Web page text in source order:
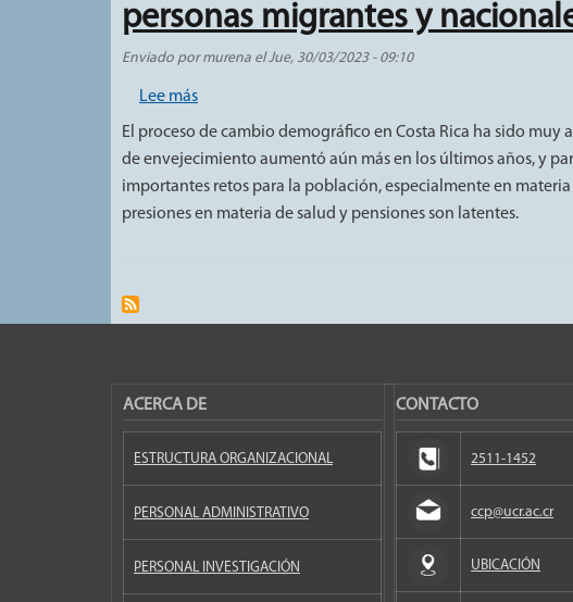
personas migrantes y
Enviado pormurena elJue, 30/03/2023 - 09:10
Lee mássobre Análisis del ciclo económico vital y las
El proceso de cambio demográfico en Costa Rica ha sido muy
de envejecimiento aumentó aún más en los últimos años, y
importantes retos para la población, especialmente en
presiones en materia de salud y pensiones son latentes.
ACERCA DE
ESTRUCTURA ORGANIZACIONAL
PERSONAL ADMINISTRATIVO
PERSONAL INVESTIGACIÓN
CONTACTO
2511-1452
ccp@ucr.ac.cr
UBICACIÓN